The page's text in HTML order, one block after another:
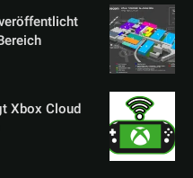
Xbox Cloud